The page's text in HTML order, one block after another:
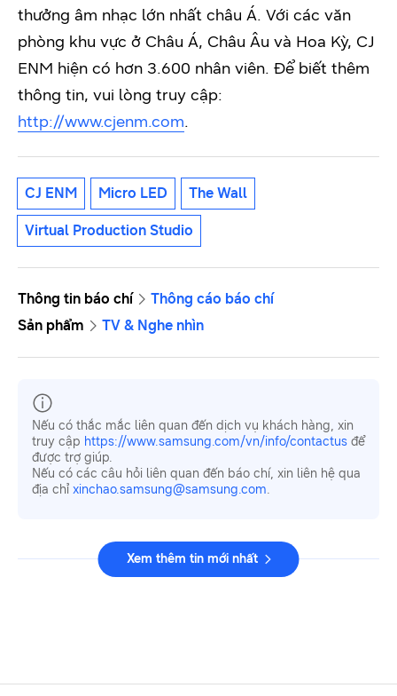
thưởng âm nhạc lớn nhất châu Á. Với các văn
phòng khu vực ở Châu Á, Châu Âu và Hoa Kỳ, CJ
ENM hiện có hơn 3.600 nhân viên. Để biết thêm
thông tin, vui lòng truy cập:
http://www.cjenm.com.
CJ ENM Micro LED The Wall
Virtual Production Studio
Thông tin báo chí
Thông cáo báo chí
Sản phẩm
TV & Nghe nhìn
Nếu có thắc mắc liên quan đến dịch vụ khách hàng, xin
truy cập https://www.samsung.com/vn/info/contactus để
được trợ giúp.
Nếu có các câu hỏi liên quan đến báo chí, xin liên hệ qua
địa chỉ xinchao.samsung@samsung.com.
Xem thêm tin mới nhất